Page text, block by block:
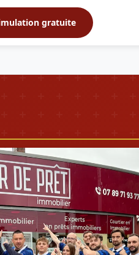
gratuite